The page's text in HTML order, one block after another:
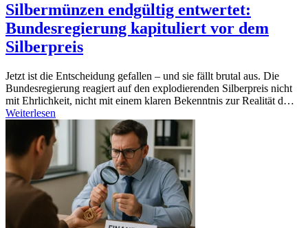
Silbermünzen endgültig entwertet:
Bundesregierung kapituliert vor dem
Silberpreis
Jetzt ist die Entscheidung gefallen – und sie fällt brutal aus. Die
Bundesregierung reagiert auf den explodierenden Silberpreis nicht
mit Ehrlichkeit, nicht mit einem klaren Bekenntnis zur Realität d…
Weiterlesen